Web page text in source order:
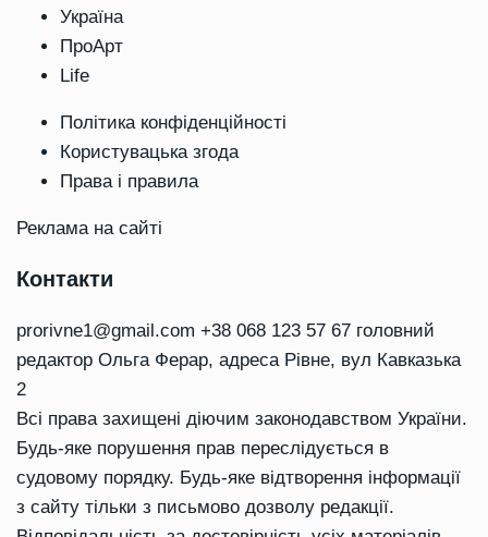
Україна
ПроАрт
Life
Політика конфіденційності
Користувацька згода
Права і правила
Реклама на сайті
Контакти
prorivne1@gmail.com +38 068 123 57 67 головний
редактор Ольга Ферар, адреса Рівне, вул Кавказька
2
Всі права захищені діючим законодавством України.
Будь-яке порушення прав переслідується в
судовому порядку. Будь-яке відтворення інформації
з сайту тільки з письмово дозволу редакції.